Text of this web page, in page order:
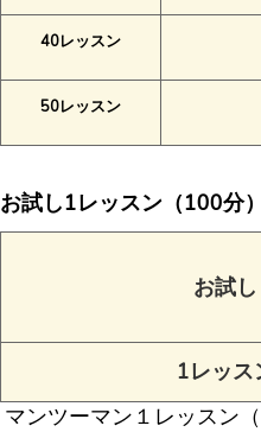
40レッスン
50レッスン
お試し1レッスン（100分
お試し
1レッス
マンツーマン１レッスン